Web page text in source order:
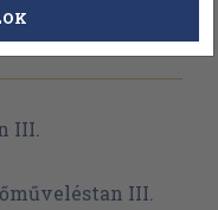
Válasszon példányt